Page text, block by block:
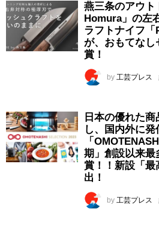
燕三条のアウ
Homura」の左
ラフトナイフ「
が、おもてなし
賞！
by 工芸プレス
日本の優れた
し、国内外に
「
期」創設以来最
賞！！新設「
出！
by 工芸プレス